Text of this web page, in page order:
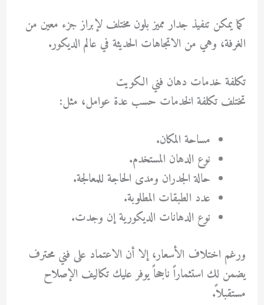
كما يمكن تنفيذ جدار مميز بلون مختلف لإبراز جزء معين من
الغرفة، وهي من الاتجاهات الحديثة في عالم الديكور.
تكلفة خدمات دهان فني الكويت
تختلف تكلفة الخدمات حسب عدة عوامل، مثل:
مساحة المكان.
نوع الدهان المستخدم.
حالة الجدران ومدى الحاجة للمعالجة.
عدد الطبقات المطلوبة.
نوع الدهانات الديكورية إن وجدت.
ورغم اختلاف الأسعار، إلا أن الاعتماد على فني محترف
يضمن لك استثماراً ناجحاً يوفر عليك تكاليف الإصلاح
مستقبلاً.